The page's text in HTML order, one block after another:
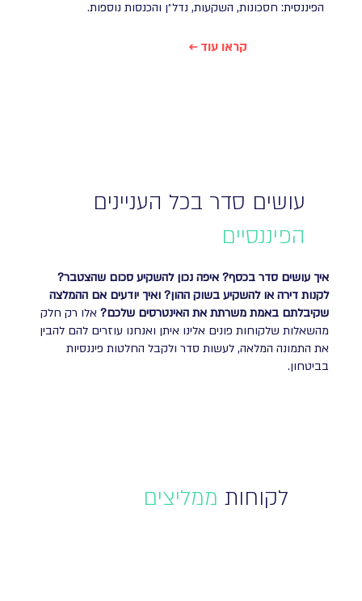
עושים סדר בכל העניינים
הפיננסיים
איך עושים סדר בכסף? איפה נכון להשקיע סכום שהצטבר?
לקנות דירה או להשקיע בשוק ההון? ואיך יודעים אם ההמלצה
שקיבלתם באמת משרתת את האינטרסים שלכם? אלו רק חלק
מהשאלות שלקוחות פונים אלינו איתן ואנחנו עוזרים להם להבין
את התמונה המלאה, לעשות סדר ולקבל החלטות פיננסיות
בביטחון.
הפיננסית: חסכונות, השקעות, נדל״ן והכנסות נוספות.
← קראו עוד
לקוחות ממליצים